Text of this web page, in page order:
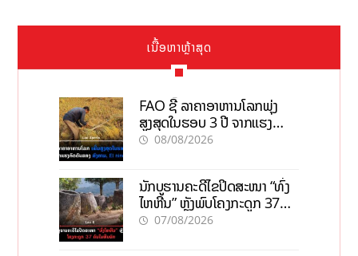
ເນື້ອຫາຫຼ້າສຸດ
FAO ຊີ້ ລາຄາອາຫານໂລກພຸ່ງ
ສູງສຸດໃນຮອບ 3 ປີ ຈາກແຮງ
ກົດດັນຂອງສົງຄາມ, El nino
08/08/2026
ນັກບູຮານຄະດີໄຂປິດສະໜາ “ທົ່ງ
ໄຫຫີນ” ຫຼັງພົບໂຄງກະດູກ 37
ຄົນໃນຫີນຍັກ
07/08/2026